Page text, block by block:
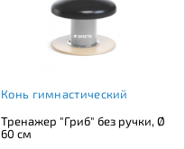
Конь гимнастический
Тренажер "Гриб" без ручки, Ø
60 см